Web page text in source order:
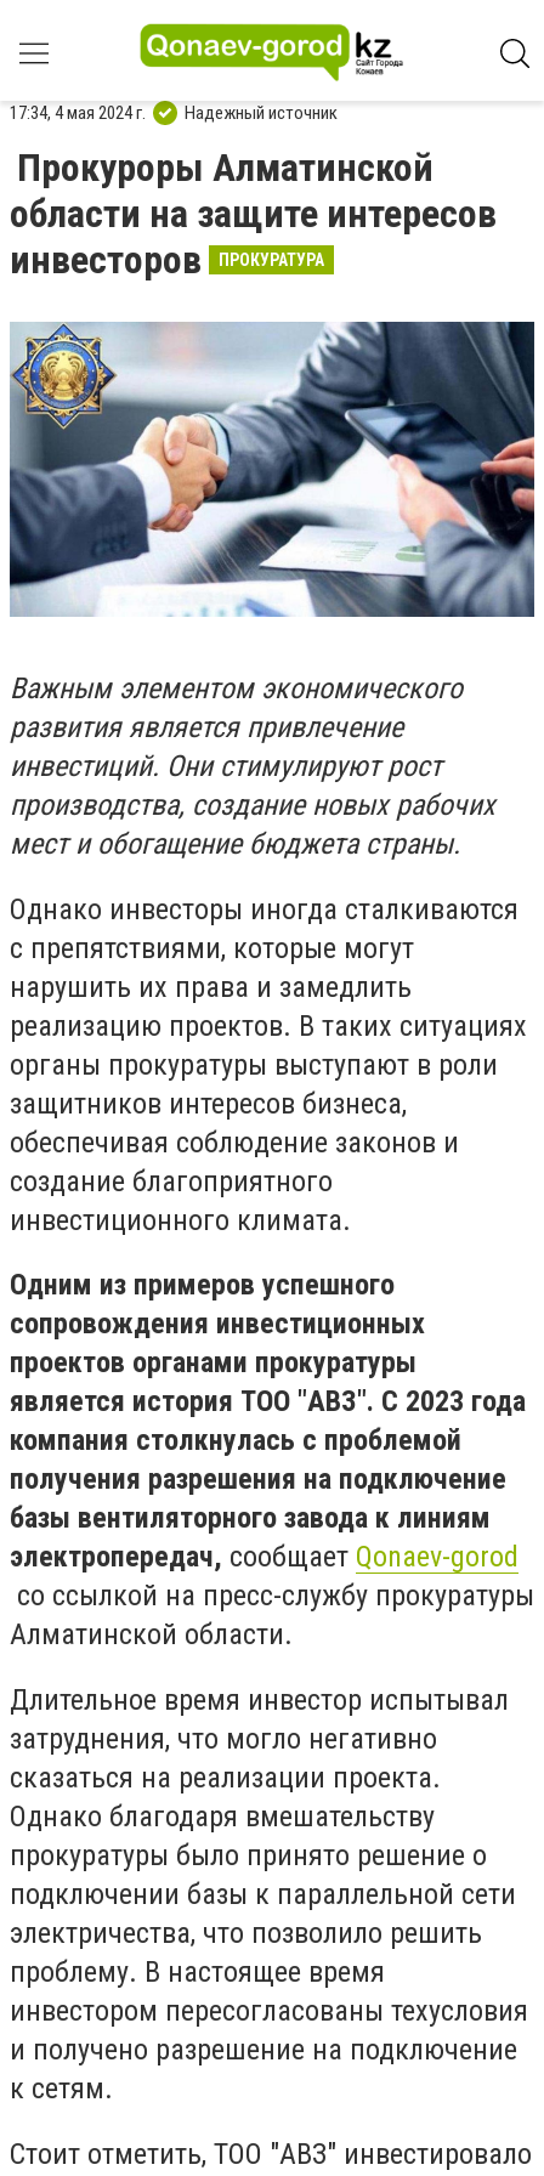
17:34, 4 мая 2024 г. Надежный источник
Прокуроры Алматинской
области на защите интересов
инвесторов
ПРОКУРАТУРА
Важным элементом экономического
развития является привлечение
инвестиций. Они стимулируют рост
производства, создание новых рабочих
мест и обогащение бюджета страны.
Однако инвесторы иногда сталкиваются
с препятствиями, которые могут
нарушить их права и замедлить
реализацию проектов. В таких ситуациях
органы прокуратуры выступают в роли
защитников интересов бизнеса,
обеспечивая соблюдение законов и
создание благоприятного
инвестиционного климата.
Одним из примеров успешного
сопровождения инвестиционных
проектов органами прокуратуры
является история ТОО "АВЗ". С 2023 года
компания столкнулась с проблемой
получения разрешения на подключение
базы вентиляторного завода к линиям
электропередач, сообщает Qonaev-gorod
со ссылкой на пресс-службу прокуратуры
Алматинской области.
Длительное время инвестор испытывал
затруднения, что могло негативно
сказаться на реализации проекта.
Однако благодаря вмешательству
прокуратуры было принято решение о
подключении базы к параллельной сети
электричества, что позволило решить
проблему. В настоящее время
инвестором пересогласованы техусловия
и получено разрешение на подключение
к сетям.
Стоит отметить, ТОО "АВЗ" инвестировало